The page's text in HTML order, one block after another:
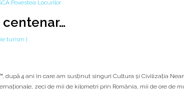
turism ]
după 4 ani în care am susținut singuri Cultura și Civilizația
zeci de mii de kilometri prin România, mii de ore de